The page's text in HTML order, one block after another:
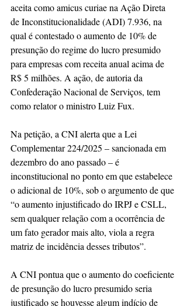
aceita como amicus curiae na Ação Direta
de Inconstitucionalidade (ADI) 7.936, na
qual é contestado o aumento de 10% de
presunção do regime do lucro presumido
para empresas com receita anual acima de
R$ 5 milhões. A ação, de autoria da
Confederação Nacional de Serviços, tem
como relator o ministro Luiz Fux.
Na petição, a CNI alerta que a Lei
Complementar 224/2025 – sancionada em
dezembro do ano passado – é
inconstitucional no ponto em que estabelece
o adicional de 10%, sob o argumento de que
“o aumento injustificado do IRPJ e CSLL,
sem qualquer relação com a ocorrência de
um fato gerador mais alto, viola a regra
matriz de incidência desses tributos”.
A CNI pontua que o aumento do coeficiente
de presunção do lucro presumido seria
justificado se houvesse algum indício de